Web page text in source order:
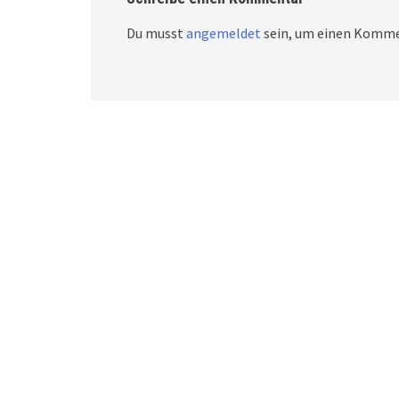
Du musst angemeldet sein, um einen